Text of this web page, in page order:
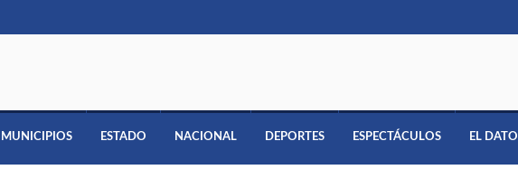
MUNICIPIOS ESTADO NACIONAL DEPORTES ESPECTÁCULOS EL DATO